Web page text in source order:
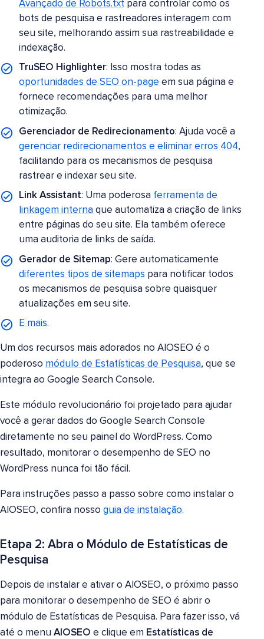
Avançado de Robots.txt para controlar como os
bots de pesquisa e rastreadores interagem com
seu site, melhorando assim sua rastreabilidade e
indexação.
TruSEO Highlighter: Isso mostra todas as
oportunidades de SEO on-page em sua página e
fornece recomendações para uma melhor
otimização.
Gerenciador de Redirecionamento: Ajuda você a
gerenciar redirecionamentos e eliminar erros 404,
facilitando para os mecanismos de pesquisa
rastrear e indexar seu site.
Link Assistant: Uma poderosa ferramenta de
linkagem interna que automatiza a criação de links
entre páginas do seu site. Ela também oferece
uma auditoria de links de saída.
Gerador de Sitemap: Gere automaticamente
diferentes tipos de sitemaps para notificar todos
os mecanismos de pesquisa sobre quaisquer
atualizações em seu site.
E mais.
Um dos recursos mais adorados no AIOSEO é o
poderoso módulo de Estatísticas de Pesquisa, que se
integra ao Google Search Console.
Este módulo revolucionário foi projetado para ajudar
você a gerar dados do Google Search Console
diretamente no seu painel do WordPress. Como
resultado, monitorar o desempenho de SEO no
WordPress nunca foi tão fácil.
Para instruções passo a passo sobre como instalar o
AIOSEO, confira nosso guia de instalação.
Etapa 2: Abra o Módulo de Estatísticas de
Pesquisa
Depois de instalar e ativar o AIOSEO, o próximo passo
para monitorar o desempenho de SEO é abrir o
módulo de Estatísticas de Pesquisa. Para fazer isso, vá
até o menu AIOSEO e clique em Estatísticas de